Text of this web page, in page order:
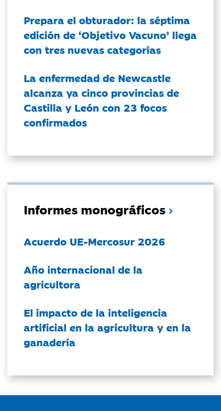
Prepara el obturador: la séptima
edición de ‘Objetivo Vacuno’ llega
con tres nuevas categorías
La enfermedad de Newcastle
alcanza ya cinco provincias de
Castilla y León con 23 focos
confirmados
Informes monográficos
Acuerdo UE-Mercosur 2026
Año internacional de la
agricultora
El impacto de la inteligencia
artificial en la agricultura y en la
ganadería